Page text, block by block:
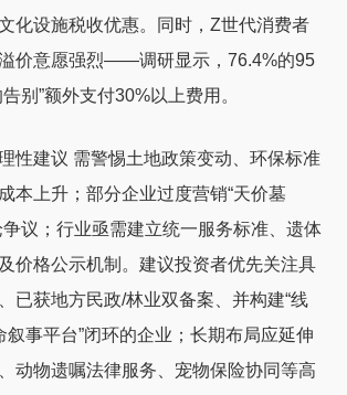
化设施税收优惠。同时，Z世代消费者
溢价意愿强烈——调研显示，76.4%的95
告别”额外支付30%以上费用。
性建议 需警惕土地政策变动、环保标准
本上升；部分企业过度营销“天价墓
争议；行业亟需建立统一服务标准、遗体
价格公示机制。建议投资者优先关注具
已获地方民政/林业双备案、并构建“线
叙事平台”闭环的企业；长期布局应延伸
动物遗嘱法律服务、宠物保险协同等高